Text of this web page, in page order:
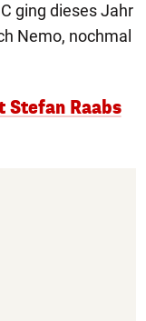
ging dieses Jahr
Nemo, nochmal
Raabs